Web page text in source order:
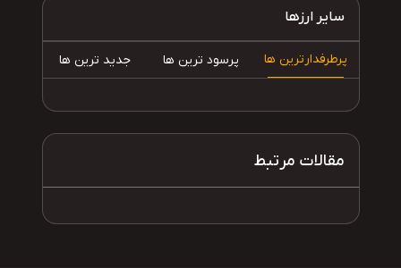
سایر ارزها
پرطرفدارترین ها پرسود ترین ها جدید ترین ها
مقالات مرتبط